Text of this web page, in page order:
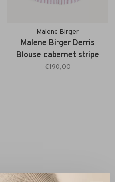
Malene Birger
Malene Birger Derris
Blouse cabernet stripe
€190,00